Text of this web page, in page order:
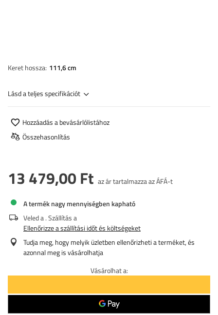
Keret hossza 111,6 cm
Lásd a teljes specifikációt
Hozzáadás a bevásárlólistához
Összehasonlítás
13 479,00 Ft az ár tartalmazza az ÁFÁ-t
A termék nagy mennyiségben kapható
Veled a. Szállítás a
Ellenőrizze a szállítási időt és költségeket
Tudja meg, hogy melyik üzletben ellenőrizheti a terméket, és
azonnal meg is vásárolhatja
Vásárolhat a: